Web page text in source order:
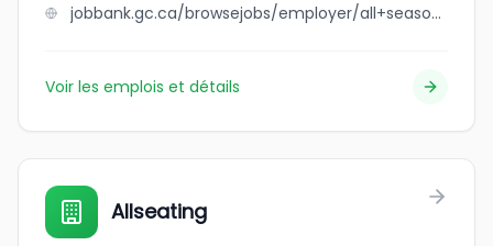
jobbank.gc.ca/browsejobs/employer/all+season+weeping+tile+ltd./ca
Voir les emplois et détails
Allseating